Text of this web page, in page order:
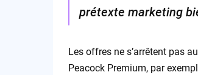
prétexte marketing
Les offres ne s’arrêtent pas
Peacock Premium, par